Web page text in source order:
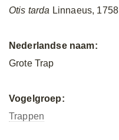
Otis tarda Linnaeus, 1758
Nederlandse naam:
Grote Trap
Vogelgroep:
Trappen